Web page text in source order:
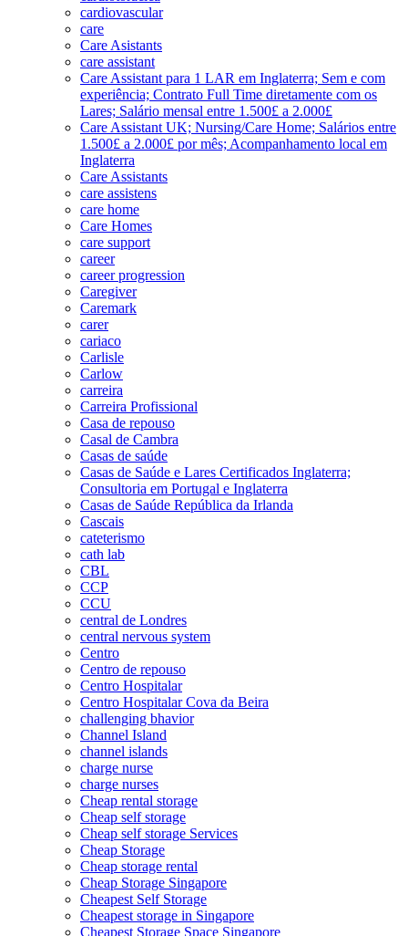
cardiovascular
care
Care Asistants
care assistant
Care Assistant para 1 LAR em Inglaterra; Sem e com
experiência; Contrato Full Time diretamente com os
Lares; Salário mensal entre 1.500£ a 2.000£
Care Assistant UK; Nursing/Care Home; Salários entre
1.500£ a 2.000£ por mês; Acompanhamento local em
Inglaterra
Care Assistants
care assistens
care home
Care Homes
care support
career
career progression
Caregiver
Caremark
carer
cariaco
Carlisle
Carlow
carreira
Carreira Profissional
Casa de repouso
Casal de Cambra
Casas de saúde
Casas de Saúde e Lares Certificados Inglaterra;
Consultoria em Portugal e Inglaterra
Casas de Saúde República da Irlanda
Cascais
cateterismo
cath lab
CBL
CCP
CCU
central de Londres
central nervous system
Centro
Centro de repouso
Centro Hospitalar
Centro Hospitalar Cova da Beira
challenging bhavior
Channel Island
channel islands
charge nurse
charge nurses
Cheap rental storage
Cheap self storage
Cheap self storage Services
Cheap Storage
Cheap storage rental
Cheap Storage Singapore
Cheapest Self Storage
Cheapest storage in Singapore
Cheapest Storage Space Singapore